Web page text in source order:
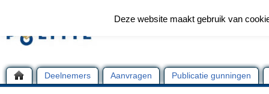
Deelnemers Aanvragen Publicatie gunningen
Deze website maakt gebruik van